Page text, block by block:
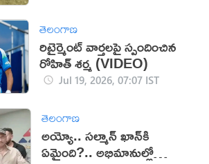
తెలంగాణ
రిటైర్మెంట్ వార్తలపై స్పందించిన
రోహిత్ శర్మ (VIDEO)
Jul 19, 2026, 07:07 IST
తెలంగాణ
అయ్యో.. సల్మాన్ ఖాన్‌కి
ఏమైంది?.. అభిమానుల్లో